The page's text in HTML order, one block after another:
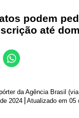
podem
até
da Agência Brasil
2024 Atualizado em 05